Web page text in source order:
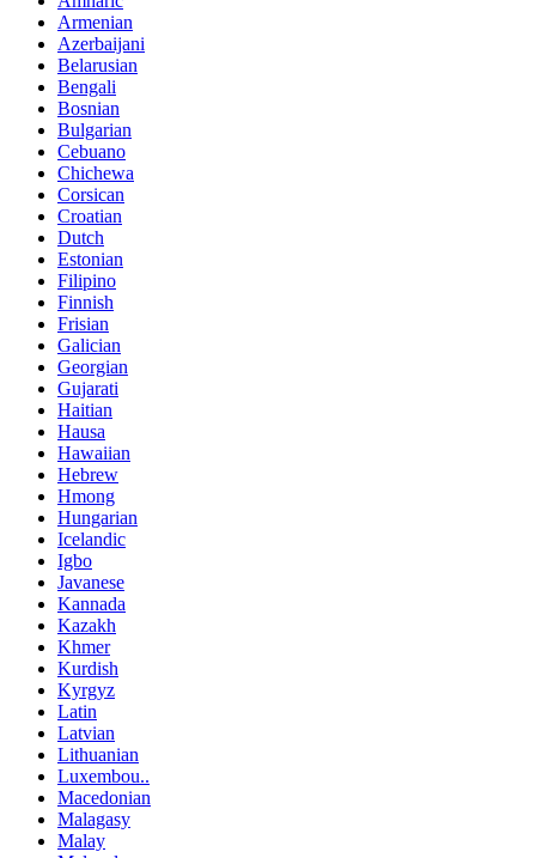
Armenian
Azerbaijani
Belarusian
Bengali
Bosnian
Bulgarian
Cebuano
Chichewa
Corsican
Croatian
Dutch
Estonian
Filipino
Finnish
Frisian
Galician
Georgian
Gujarati
Haitian
Hausa
Hawaiian
Hebrew
Hmong
Hungarian
Icelandic
Igbo
Javanese
Kannada
Kazakh
Khmer
Kurdish
Kyrgyz
Latin
Latvian
Lithuanian
Luxembou..
Macedonian
Malagasy
Malay